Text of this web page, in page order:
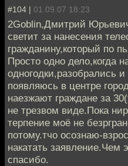
#104 | 01.09.07 18:23
2Goblin,Дмитрий
светит за нанесения
гражданину,который по
Просто одно дело,когда
одногодки,разобрались
появляюсь в центре
наезжают граждане за
не трезвом виде.Пока
терпение моё не
потому.тчо осознаю-
накатать заявление.Чем
спасибо.